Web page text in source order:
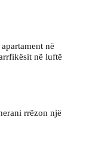
në
në luftë
rrëzon një